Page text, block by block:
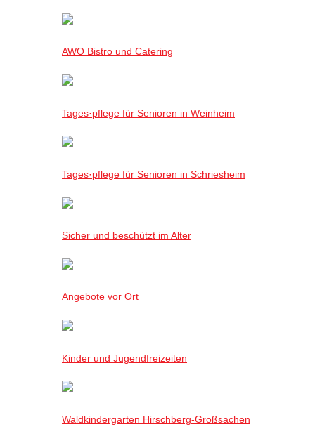
AWO Bistro und Catering
Tages·pflege für Senioren in Weinheim
Tages·pflege für Senioren in Schriesheim
Sicher und beschützt im Alter
Angebote vor Ort
Kinder und Jugendfreizeiten
Waldkindergarten Hirschberg-Großsachen